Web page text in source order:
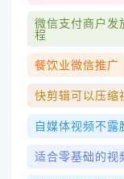
微信支付商户发
程
餐饮业微信推广
快剪辑可以压缩
自媒体视频不露
适合零基础的视